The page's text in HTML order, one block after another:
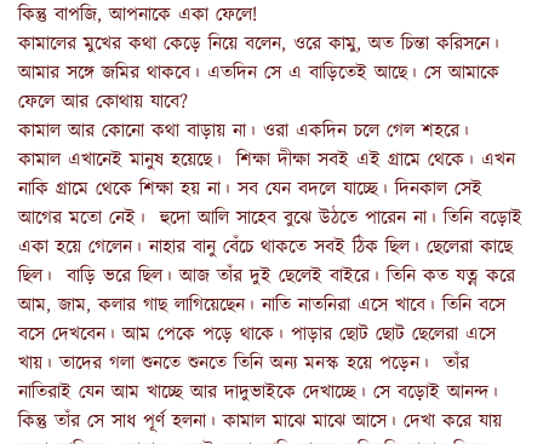
কিন্তু বাপজি, আপনাকে একা ফেলে!
কামালের মুখের কথা কেড়ে নিয়ে বলেন, ওরে কামু, অত চিন্তা করিসনে।
আমার সঙ্গে জমির থাকবে। এতদিন সে এ বাড়িতেই আছে। সে আমাকে
ফেলে আর কোথায় যাবে?
কামাল আর কোনো কথা বাড়ায় না। ওরা একদিন চলে গেল শহরে।
কামাল এখানেই মানুষ হয়েছে। শিক্ষা দীক্ষা সবই এই গ্রামে থেকে। এখন
নাকি গ্রামে থেকে শিক্ষা হয় না। সব যেন বদলে যাচ্ছে। দিনকাল সেই
আগের মতো নেই। হুদো আলি সাহেব বুঝে উঠতে পারেন না। তিনি বড়োই
একা হয়ে গেলেন। নাহার বানু বেঁচে থাকতে সবই ঠিক ছিল। ছেলেরা কাছে
ছিল। বাড়ি ভরে ছিল। আজ তাঁর দুই ছেলেই বাইরে। তিনি কত যত্ন করে
আম, জাম, কলার গাছ লাগিয়েছেন। নাতি নাতনিরা এসে খাবে। তিনি বসে
বসে দেখবেন। আম পেকে পড়ে থাকে। পাড়ার ছোট ছোট ছেলেরা এসে
খায়। তাদের গলা শুনতে শুনতে তিনি অন্য মনস্ক হয়ে পড়েন। তাঁর
নাতিরাই যেন আম খাচ্ছে আর দাদুভাইকে দেখাচ্ছে। সে বড়োই আনন্দ।
কিন্তু তাঁর সে সাধ পূর্ণ হলনা। কামাল মাঝে মাঝে আসে। দেখা করে যায়